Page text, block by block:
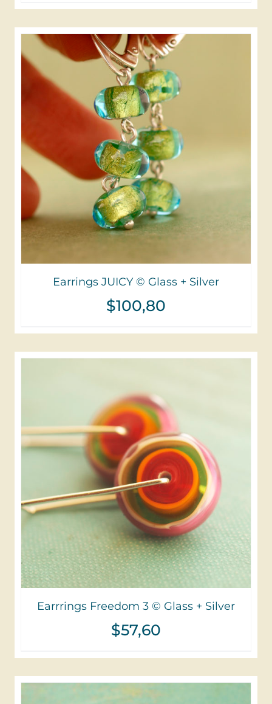
Earrings JUICY © Glass + Silver
$100,80
Earrrings Freedom 3 © Glass + Silver
$57,60